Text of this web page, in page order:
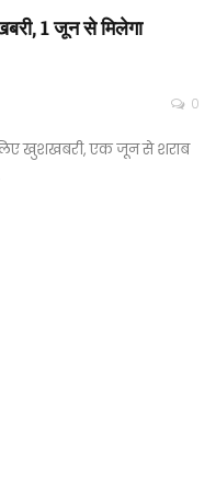
1 जून से मिलेगा
0
लिए खुशखबरी, एक जून से शराब